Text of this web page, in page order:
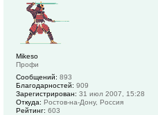
Mikeso
Профи
Сообщений: 893
Благодарностей: 909
Зарегистрирован: 31 июл 2007, 15:28
Откуда: Ростов-на-Дону, Россия
Рейтинг: 603